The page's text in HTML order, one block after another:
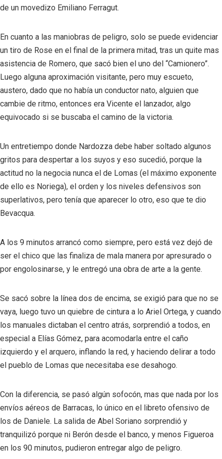
de un movedizo Emiliano Ferragut.
En cuanto a las maniobras de peligro, solo se puede evidenciar
un tiro de Rose en el final de la primera mitad, tras un quite mas
asistencia de Romero, que sacó bien el uno del “Camionero”.
Luego alguna aproximación visitante, pero muy escueto,
austero, dado que no había un conductor nato, alguien que
cambie de ritmo, entonces era Vicente el lanzador, algo
equivocado si se buscaba el camino de la victoria.
Un entretiempo donde Nardozza debe haber soltado algunos
gritos para despertar a los suyos y eso sucedió, porque la
actitud no la negocia nunca el de Lomas (el máximo exponente
de ello es Noriega), el orden y los niveles defensivos son
superlativos, pero tenía que aparecer lo otro, eso que te dio
Bevacqua.
A los 9 minutos arrancó como siempre, pero está vez dejó de
ser el chico que las finaliza de mala manera por apresurado o
por engolosinarse, y le entregó una obra de arte a la gente.
Se sacó sobre la línea dos de encima, se exigió para que no se
vaya, luego tuvo un quiebre de cintura a lo Ariel Ortega, y cuando
los manuales dictaban el centro atrás, sorprendió a todos, en
especial a Elías Gómez, para acomodarla entre el caño
izquierdo y el arquero, inflando la red, y haciendo delirar a todo
el pueblo de Lomas que necesitaba ese desahogo.
Con la diferencia, se pasó algún sofocón, mas que nada por los
envíos aéreos de Barracas, lo único en el libreto ofensivo de
los de Daniele. La salida de Abel Soriano sorprendió y
tranquilizó porque ni Berón desde el banco, y menos Figueroa
en los 90 minutos, pudieron entregar algo de peligro.